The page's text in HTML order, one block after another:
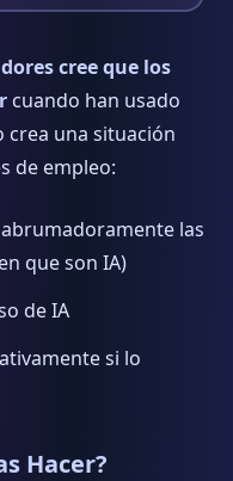
cree que los
cuando han usado
crea una situación
de empleo:
las
que son IA)
de IA
si lo
Hacer?